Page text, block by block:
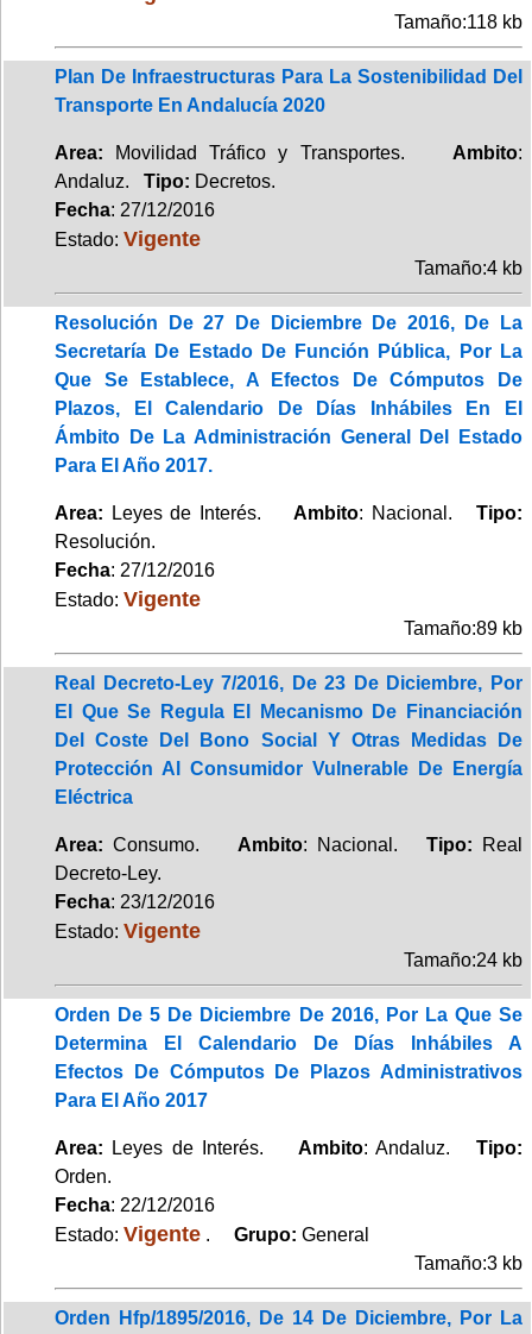
Tamaño:118 kb
Plan De Infraestructuras Para La Sostenibilidad Del
Transporte En Andalucía 2020
Area: Movilidad Tráfico y Transportes. Ambito:
Andaluz. Tipo: Decretos.
Fecha: 27/12/2016
Estado: Vigente
Tamaño:4 kb
Resolución De 27 De Diciembre De 2016, De La
Secretaría De Estado De Función Pública, Por La
Que Se Establece, A Efectos De Cómputos De
Plazos, El Calendario De Días Inhábiles En El
Ámbito De La Administración General Del Estado
Para El Año 2017.
Area: Leyes de Interés.Ambito: Nacional.Tipo:
Resolución.
Fecha: 27/12/2016
Estado: Vigente
Tamaño:89 kb
Real Decreto-Ley 7/2016, De 23 De Diciembre, Por
El Que Se Regula El Mecanismo De Financiación
Del Coste Del Bono Social Y Otras Medidas De
Protección Al Consumidor Vulnerable De Energía
Eléctrica
Area: Consumo. Ambito: Nacional. Tipo:
Real
Decreto-Ley.
Fecha: 23/12/2016
Estado: Vigente
Tamaño:24 kb
Orden De 5 De Diciembre De 2016, Por La Que Se
Determina El Calendario De Días Inhábiles A
Efectos De Cómputos De Plazos Administrativos
Para El Año 2017
Area: Leyes de Interés. Ambito: Andaluz.Tipo:
Orden.
Fecha: 22/12/2016
Estado: Vigente . Grupo: General
Tamaño:3 kb
Orden Hfp/1895/2016, De 14 De Diciembre, Por La